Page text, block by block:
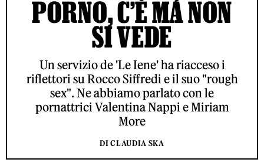
PORNO, C’È MA NON
SI VEDE
Un servizio de 'Le Iene' ha riacceso i
riflettori su Rocco Siffredi e il suo "rough
sex". Ne abbiamo parlato con le
pornattrici Valentina Nappi e Miriam
More
DI CLAUDIA SKA